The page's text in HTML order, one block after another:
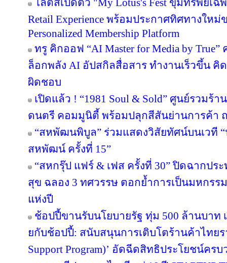
ความไม่แน่นอน แต่ยังเลือกใช้ชีวิตอย่างมีค
เอิร์ธ (ประเทศไทย) เดินหน้าโครงการ “อ
ออก” ต่อเนื่องปีที่ 5 หนุนการจัดการแข่งขัน
ยกระดับสุขภาพ-คุณภาพชีวิตที่ดีสู่ชุมชนแม่
ฐานราก ผนึกภาครัฐ-เอกชน เชื่อมเกษตร
งาน “Big Match AGRI-Connext @ Khon
บิ๊กซี ครองตำแหน่ง Thailand’s Strongest
ตอกย้ำความเชื่อมั่นผู้บริโภค เดินหน้าสร้า
รับมือหน้าฝนอย่างมั่นใจ เคล็ดลับดูแลตัวเ
โลตัสเปิดตัว "My Lotus's Fest ขุมทรัพย์
Retail Experience พร้อมประกาศทิศทางใหม่
Personalized Membership Platform
ทรู คิกออฟ “AI Master for Media by
ล็อกพลัง AI อัปสกิลสื่อสาร ทำงานเร็วขึ้น คิ